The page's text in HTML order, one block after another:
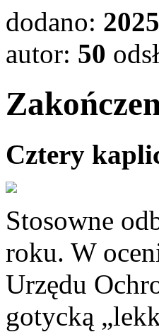
dodano:
autor: 50
Cztery
Stosowne
roku. W
Urzędu
gotycką